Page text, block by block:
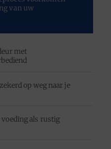
van uw
met
op weg naar je
als rustig